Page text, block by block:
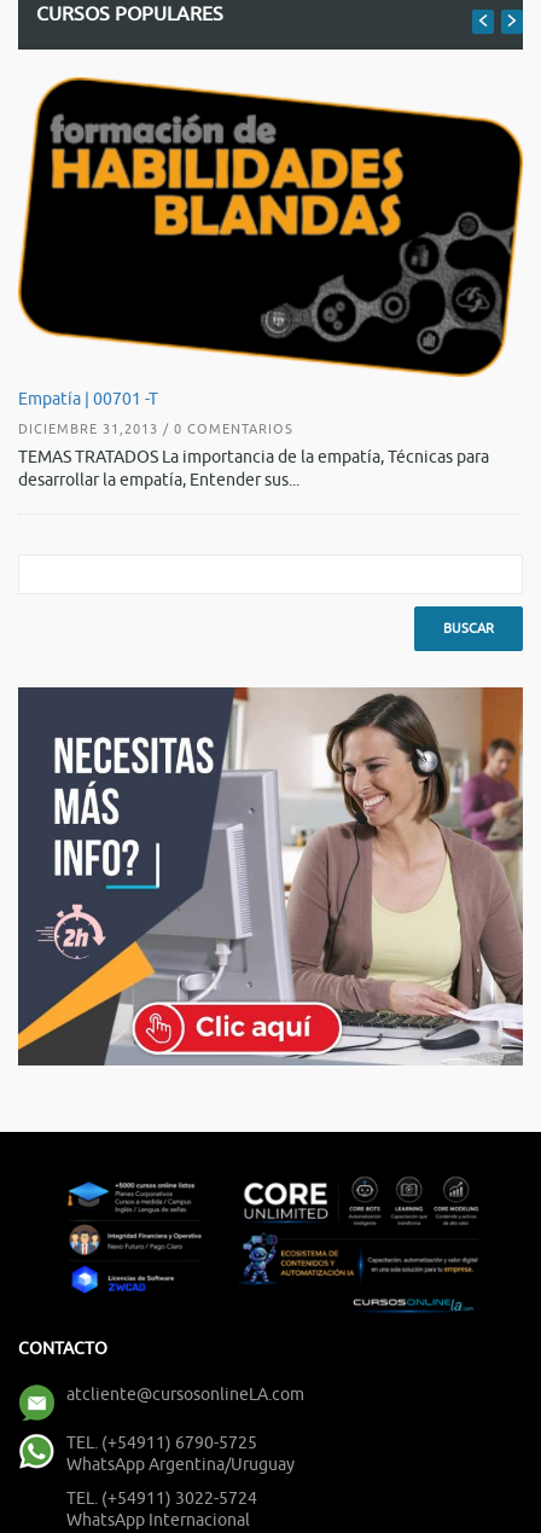
CURSOS POPULARES
Empatía | 00701 -T
DICIEMBRE 31,2013 / 0 COMENTARIOS
TEMAS TRATADOS La importancia de la empatía, Técnicas para
desarrollar la empatía, Entender sus...
CONTACTO
atcliente@cursosonlineLA.com
TEL. (+54911) 6790-5725
WhatsApp Argentina/Uruguay
TEL. (+54911) 3022-5724
WhatsApp Internacional